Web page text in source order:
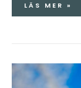
LÄS MER »
SOL,
KAFFE